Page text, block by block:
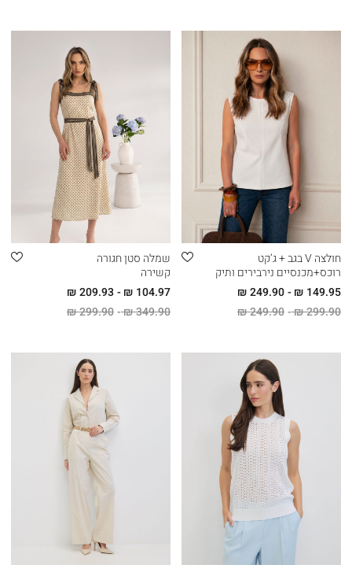
חולצה V בגב + ג’קט
רוכס+מכנסיים נירבירים ותיק
249.90 ₪ 299.90 ₪
249.90 ₪ 149.95 ₪
שמלה סטן חגורה
קשירה
299.90 ₪ 349.90 ₪
209.93 ₪ 104.97 ₪